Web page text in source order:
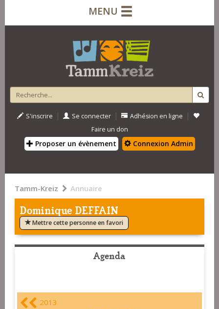
MENU
S'inscrire | Se connecter | Adhésion en ligne |
Faire un don
Proposer un évènement Connexion Admin
Tamm-Kreiz Annuaire
Dominique DEFFAIN
Mettre cette personne en favori
Agenda
2013